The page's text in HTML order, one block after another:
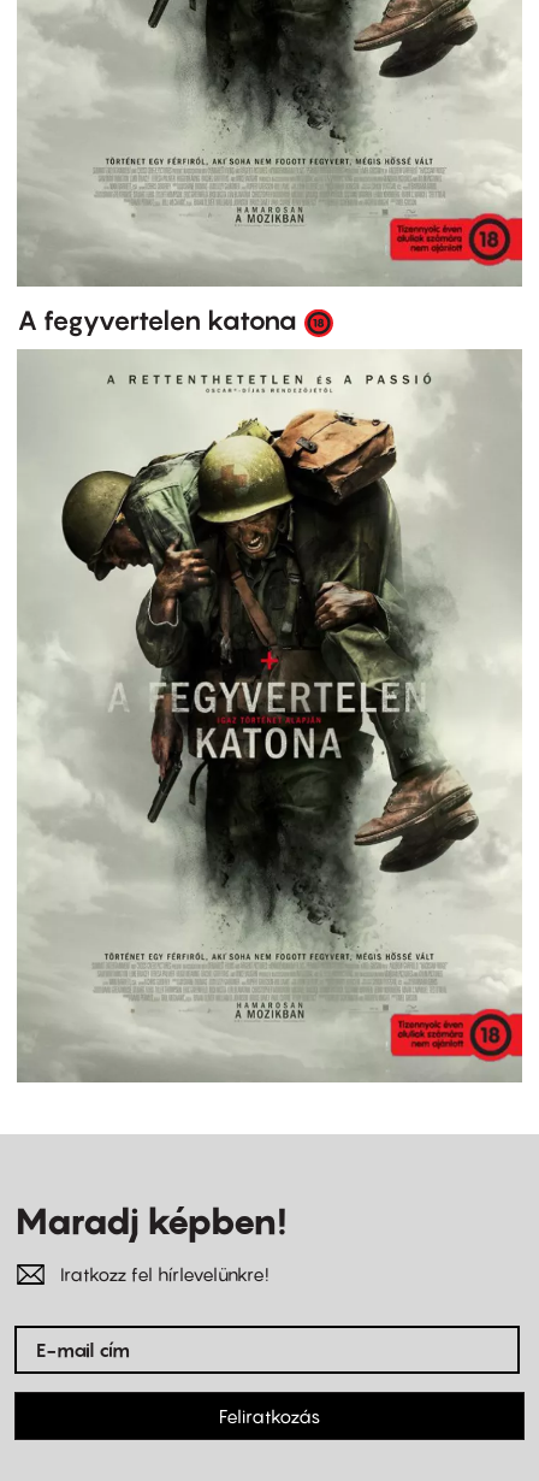
A fegyvertelen katona
Maradj képben!
Iratkozz fel hírlevelünkre!
Feliratkozás